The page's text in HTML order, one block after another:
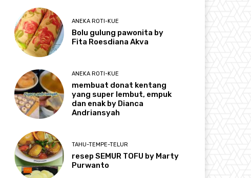
ANEKA ROTI-KUE
Bolu gulung pawonita by
Fita Roesdiana Akva
ANEKA ROTI-KUE
membuat donat kentang
yang super lembut, empuk
dan enak by Dianca
Andriansyah
TAHU-TEMPE-TELUR
resep SEMUR TOFU by Marty
Purwanto